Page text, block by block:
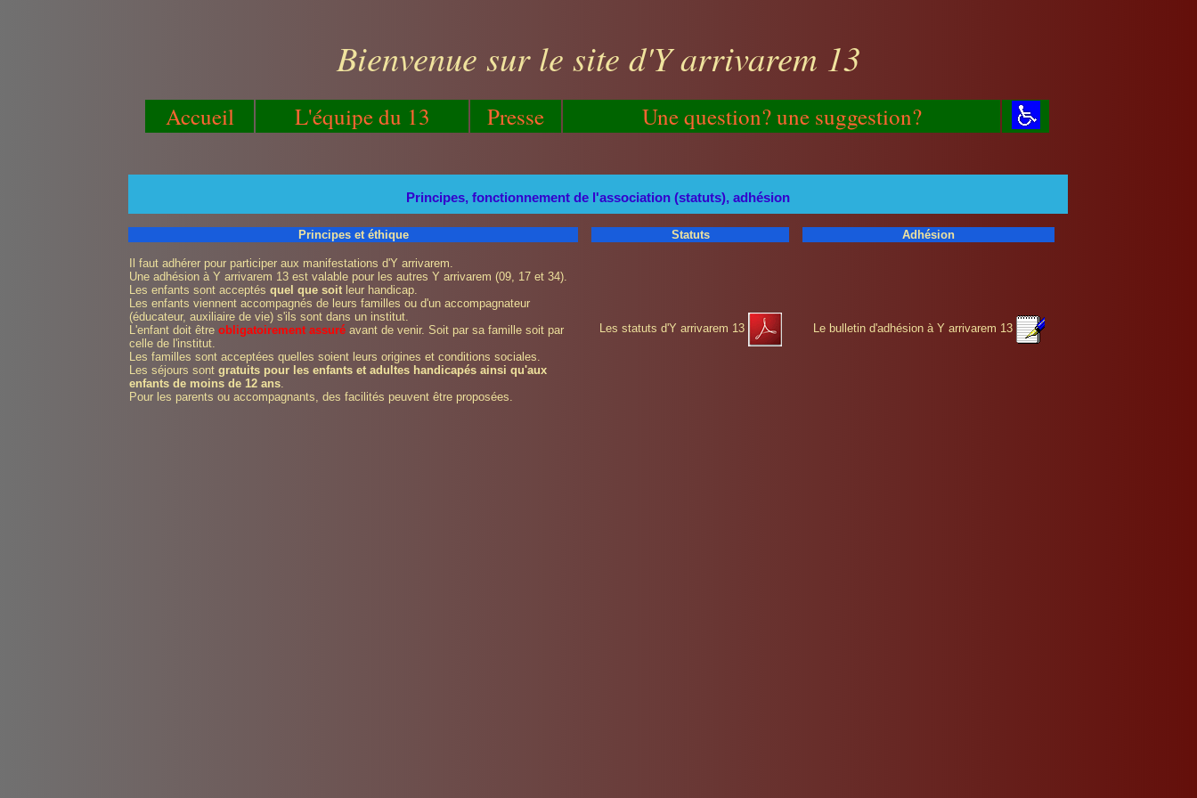
Bienvenue sur le site d'Y arrivarem 13
Accueil L'équipe du 13 Presse Une question? une suggestion?
Principes, fonctionnement de l'association (statuts), adhésion
Principes et éthique Statuts Adhésion
Il faut adhérer pour participer aux manifestations d'Y arrivarem.
Une adhésion à Y arrivarem 13 est valable pour les autres Y arrivarem (09, 17 et 34).
Les enfants sont acceptésquel que soit leur handicap.
Les enfants viennent accompagnés de leurs familles ou d'un accompagnateur
(éducateur, auxiliaire de vie) s'ils sont dans un institut.
L'enfant doit êtreobligatoirement assuré avant de venir. Soit par sa famille soit par
celle de l'institut.
Les familles sont acceptées quelles soient leurs origines et conditions sociales.
Les séjours sontgratuits pour les enfants et adultes handicapés ainsi qu'aux
enfants de moins de 12 ans.
Pour les parents ou accompagnants, des facilités peuvent être proposées.
Les statuts d'Y arrivarem 13 Le bulletin d'adhésion à Y arrivarem 13